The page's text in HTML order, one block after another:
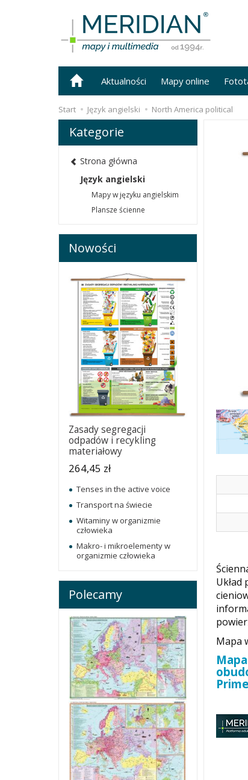
Aktualności Mapy online
Start Język angielski North America political
Mapa
Prime
Kategorie
Strona główna
Język angielski
Mapy w języku angielskim
Plansze ścienne
Nowości
Zasady segregacji
odpadów i recykling
materiałowy
264,45 zł
Tenses in the active voice
Transport na świecie
Witaminy w organizmie
człowieka
Makro- i mikroelementy w
organizmie człowieka
Polecamy